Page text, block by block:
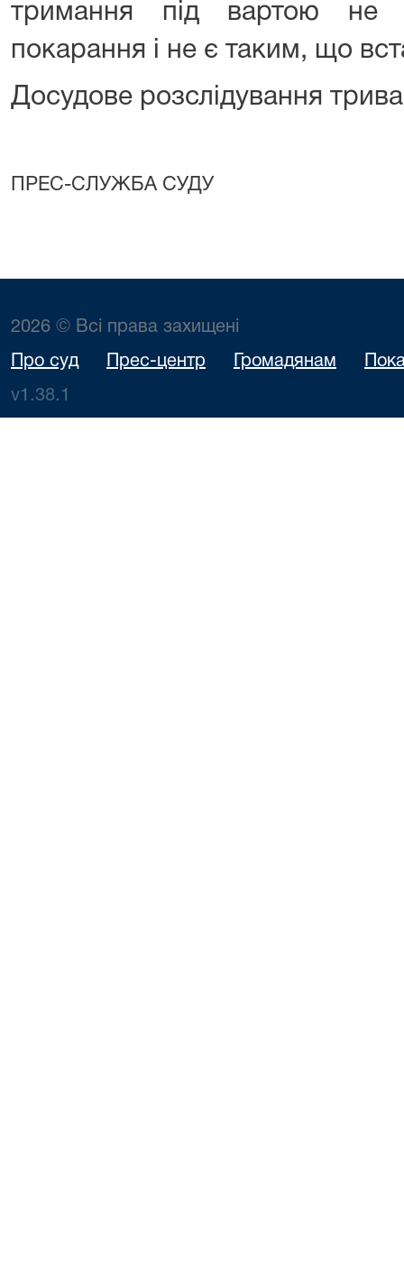
тримання під вартою не
покарання і не є таким, що
Досудове розслідування
ПРЕС-СЛУЖБА СУДУ
2026 © Всі права захищені
Про суд Прес-центр Громадянам
v1.38.1